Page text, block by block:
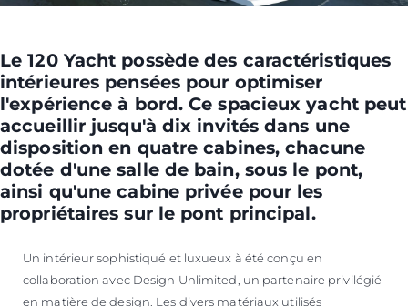
Le 120 Yacht possède des caractéristiques
intérieures pensées pour optimiser
l'expérience à bord. Ce spacieux yacht peut
accueillir jusqu'à dix invités dans une
disposition en quatre cabines, chacune
dotée d'une salle de bain, sous le pont,
ainsi qu'une cabine privée pour les
propriétaires sur le pont principal.
Un intérieur sophistiqué et luxueux à été conçu en
collaboration avec Design Unlimited, un partenaire privilégié
en matière de design. Les divers matériaux utilisés